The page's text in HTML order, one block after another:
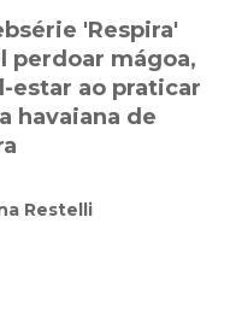
'Respira'
perdoar mágoa,
estar ao praticar
havaiana de
Restelli